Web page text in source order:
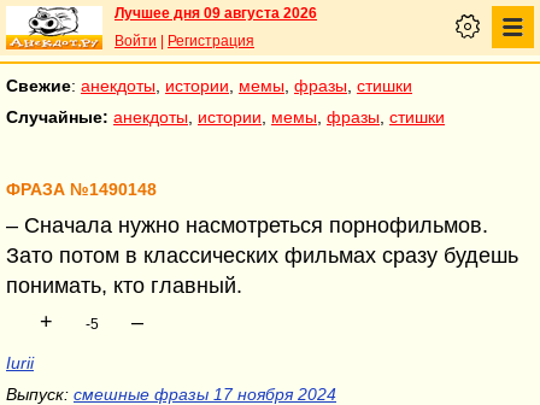
Лучшее дня 09 августа 2026
Войти
Регистрация
Свежие: анекдоты истории мемы фразы стишки
Случайные: анекдоты истории мемы фразы стишки
ФРАЗА №1490148
– Сначала нужно насмотреться порнофильмов.
Зато потом в классических фильмах сразу будешь
понимать, кто главный.
+
-5 –
Iurii
Выпуск: смешные фразы 17 ноября 2024